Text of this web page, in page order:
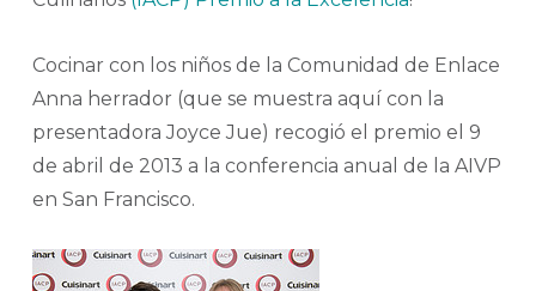
Cocinar con los niños de la Comunidad de Enlace
Anna herrador (que se muestra aquí con la
presentadora Joyce Jue) recogió el premio el 9
de abril de 2013 a la conferencia anual de la AIVP
en San Francisco.